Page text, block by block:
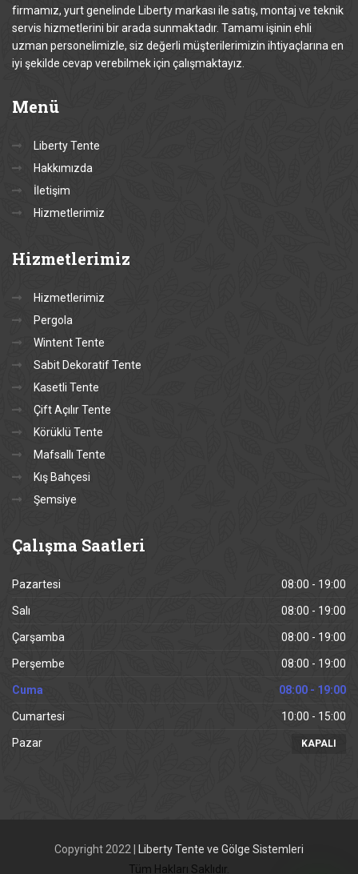
firmamız, yurt genelinde Liberty markası ile satış, montaj ve teknik
servis hizmetlerini bir arada sunmaktadır. Tamamı işinin ehli
uzman personelimizle, siz değerli müşterilerimizin ihtiyaçlarına en
iyi şekilde cevap verebilmek için çalışmaktayız.
Menü
Liberty Tente
Hakkımızda
İletişim
Hizmetlerimiz
Hizmetlerimiz
Hizmetlerimiz
Pergola
Wintent Tente
Sabit Dekoratif Tente
Kasetli Tente
Çift Açılır Tente
Körüklü Tente
Mafsallı Tente
Kış Bahçesi
Şemsiye
Çalışma Saatleri
Pazartesi 08:00 - 19:00
Salı 08:00 - 19:00
Çarşamba 08:00 - 19:00
Perşembe 08:00 - 19:00
Cuma 08:00 - 19:00
Cumartesi 10:00 - 15:00
Pazar KAPALI
Copyright 2022 |
Liberty Tente ve Gölge Sistemleri
Tüm Hakları Saklıdır.